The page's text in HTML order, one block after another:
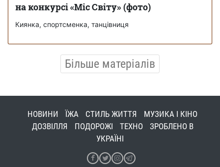
на конкурсі «Міс Світу» (фото)
Киянка, спортсменка, танцівниця
Більше матеріалів
НОВИНИ ЇЖА СТИЛЬ ЖИТТЯ
МУЗИКА І КІНО
ДОЗВІЛЛЯ
ПОДОРОЖІ ТЕХНО
ЗРОБЛЕНО В
УКРАЇНІ